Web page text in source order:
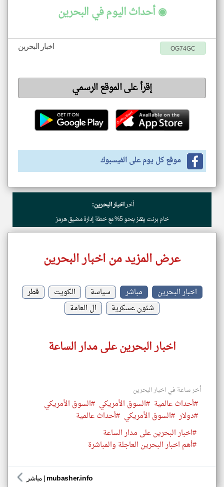
◉ أحداث اليوم في البحرين
اخبار البحرين OG74GC
إقرأ على الموقع الرسمي
موقع كل يوم على الفيسبوك
أخراخبار البحرين:
خام برنت يقفز بنحو 5% مع خطة إدارة مضيق هرمز
عرض المزيد من اخبار البحرين
اخبار البحرين مباشر سياسة الكويت
قطر
شئون عسكرية
ال العامة
اخبار البحرين على مدار الساعة
أخر ساعة في اخبار البحرين
#أحداث عالمية #السوق الأمريكي #السوق الأمريكي
#دولار #السوق الأمريكي #أحداث عالمية
#اخبار البحرين على مدار الساعة
#أهم اخبار البحرين العاجلة والمباشرة
مباشر | mubasher.info